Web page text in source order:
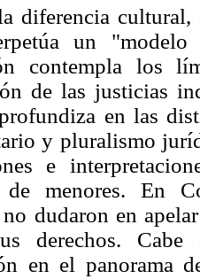
diferencia
un
contempla los
de las justicias
en las
y pluralismo
e
de menores. En
no dudaron en
derechos.
en el panorama